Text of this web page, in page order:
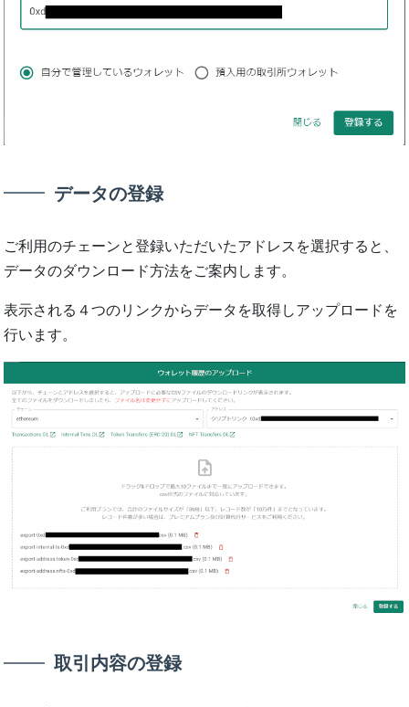
データの登録
ご利⽤のチェーンと登録いただいたアドレスを選択すると、
データのダウンロード⽅法をご案内します。
表⽰される４つのリンクからデータを取得しアップロードを
⾏います。
取引内容の登録